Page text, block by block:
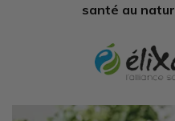
santé au